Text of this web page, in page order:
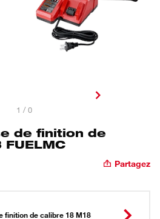
1 / 0
de finition de
Partagez
finition de calibre 18 M18